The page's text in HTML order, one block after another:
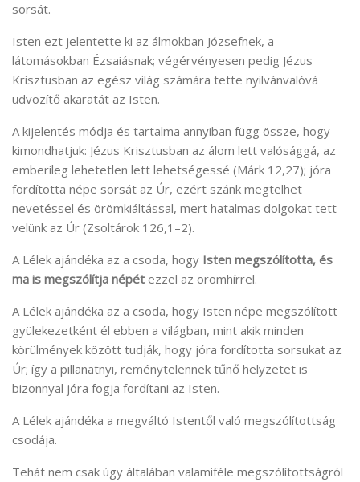
sorsát.
Isten ezt jelentette ki az álmokban Józsefnek, a
látomásokban Ézsaiásnak; végérvényesen pedig Jézus
Krisztusban az egész világ számára tette nyilvánvalóvá
üdvözítő akaratát az Isten.
A kijelentés módja és tartalma annyiban függ össze, hogy
kimondhatjuk: Jézus Krisztusban az álom lett valósággá, az
emberileg lehetetlen lett lehetségessé (Márk 12,27); jóra
fordította népe sorsát az Úr, ezért szánk megtelhet
nevetéssel és örömkiáltással, mert hatalmas dolgokat tett
velünk az Úr (Zsoltárok 126,1–2).
A Lélek ajándéka az a csoda, hogy Isten megszólította, és
ma is megszólítja népét ezzel az örömhírrel.
A Lélek ajándéka az a csoda, hogy Isten népe megszólított
gyülekezetként él ebben a világban, mint akik minden
körülmények között tudják, hogy jóra fordította sorsukat az
Úr; így a pillanatnyi, reménytelennek tűnő helyzetet is
bizonnyal jóra fogja fordítani az Isten.
A Lélek ajándéka a megváltó Istentől való megszólítottság
csodája.
Tehát nem csak úgy általában valamiféle megszólítottságról